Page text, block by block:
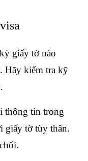
giấy tờ nào
Hãy kiểm tra kỹ
thông tin trong
giấy tờ tùy thân.